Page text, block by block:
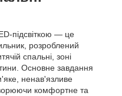
підсвіткою — це
розроблений
спальні, зоні
Основне завдання
ненав'язливе
комфортне та